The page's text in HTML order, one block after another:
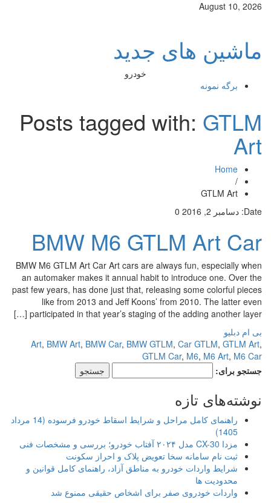
August 10, 2026
ماشین های جدید
خودرو
برگه نمونه
Posts tagged with:GTLM
Art
Home
/
GTLM Art
Date: دسامبر 2, 2016 0
BMW M6 GTLM Art Car
BMW M6 GTLM Art Car Art cars are always fun, especially when
an automaker makes it annual habit to introduce one. Over the
past few years, has done just that, releasing some colorful pieces
like from 2013 and Jeff Koons’ from 2010. The latter even
participated in that year’s staging of the adding another layer […]
بی ام دبلیو
Art,BMW Art,BMW Car,BMW GTLM,Car GTLM,GTLM Art
GTLM Car,M6,M6 Art,M6 Car
جستجو برای:
نوشته‌های تازه
راهنمای کامل مراحل و شرایط اسقاط خودرو فرسوده (14 مرداد
1405)
مزدا CX-30 مدل ۲۰۲۴ آفتاب خودرو؛ بررسی و مشخصات فنی
ثبت نام سامانه سخا تعویض پلاک و احراز سکونت
شرایط واردات خودرو به مناطق آزاد، راهنمای کامل قوانین و
محدودیت ها
واردات خودروی صفر برای اشخاص حقیقی ممنوع شد